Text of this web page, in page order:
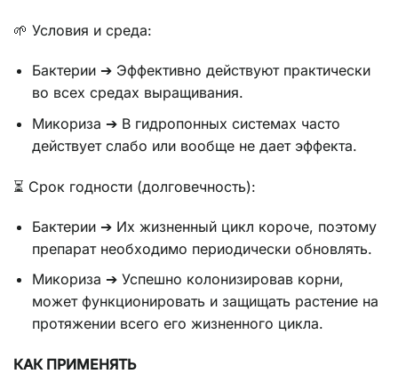
🌱 Условия и среда:
Бактерии ➔ Эффективно действуют практически
во всех средах выращивания.
Микориза ➔ В гидропонных системах часто
действует слабо или вообще не дает эффекта.
⏳ Срок годности (долговечность):
Бактерии ➔ Их жизненный цикл короче, поэтому
препарат необходимо периодически обновлять.
Микориза ➔ Успешно колонизировав корни,
может функционировать и защищать растение на
протяжении всего его жизненного цикла.
КАК ПРИМЕНЯТЬ